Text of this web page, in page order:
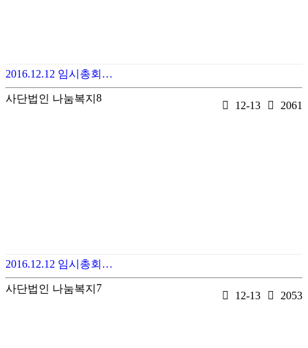
2016.12.12 임시총회…
사단법인 나눔복지
12-13 2061
8
2016.12.12 임시총회…
사단법인 나눔복지
12-13 2053
7